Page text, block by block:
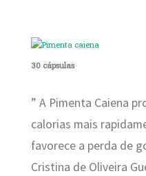
30 cápsulas
” A Pimenta Caiena
calorias mais
favorece a perda de
Cristina de Oliveira